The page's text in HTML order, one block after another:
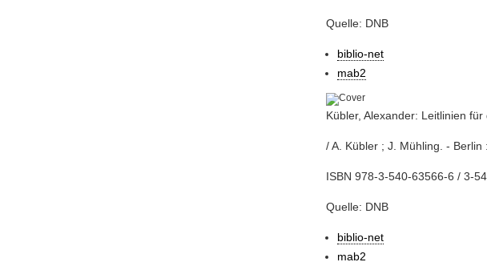
Quelle: DNB
biblio-net
mab2
Kübler, Alexander: Leitlinien
/ A. Kübler ; J. Mühling. -
ISBN 978-3-540-63566-6 / 3-
Quelle: DNB
biblio-net
mab2